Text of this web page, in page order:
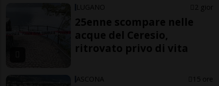
LUGANO 2 gior
25enne scompare nelle
acque del Ceresio,
ritrovato privo di vita
ASCONA 15 ore